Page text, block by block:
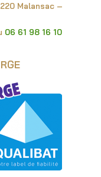
Malansac –
06 61 98 16 10